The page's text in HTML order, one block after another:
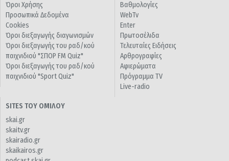
Όροι Χρήσης
Προσωπικά Δεδομένα
Cookies
Όροι διεξαγωγής διαγωνισμών
Όροι διεξαγωγής του ραδ/κού
παιχνιδιού "ΣΠΟΡ FM Quiz"
Όροι διεξαγωγής του ραδ/κού
παιχνιδιού "Sport Quiz"
Βαθμολογίες
WebTv
Enter
Πρωτοσέλιδα
Τελευταίες Ειδήσεις
Αρθρογραφίες
Αφιερώματα
Πρόγραμμα TV
Live-radio
SITES ΤΟΥ ΟΜΙΛΟΥ
skai.gr
skaitv.gr
skairadio.gr
skaikairos.gr